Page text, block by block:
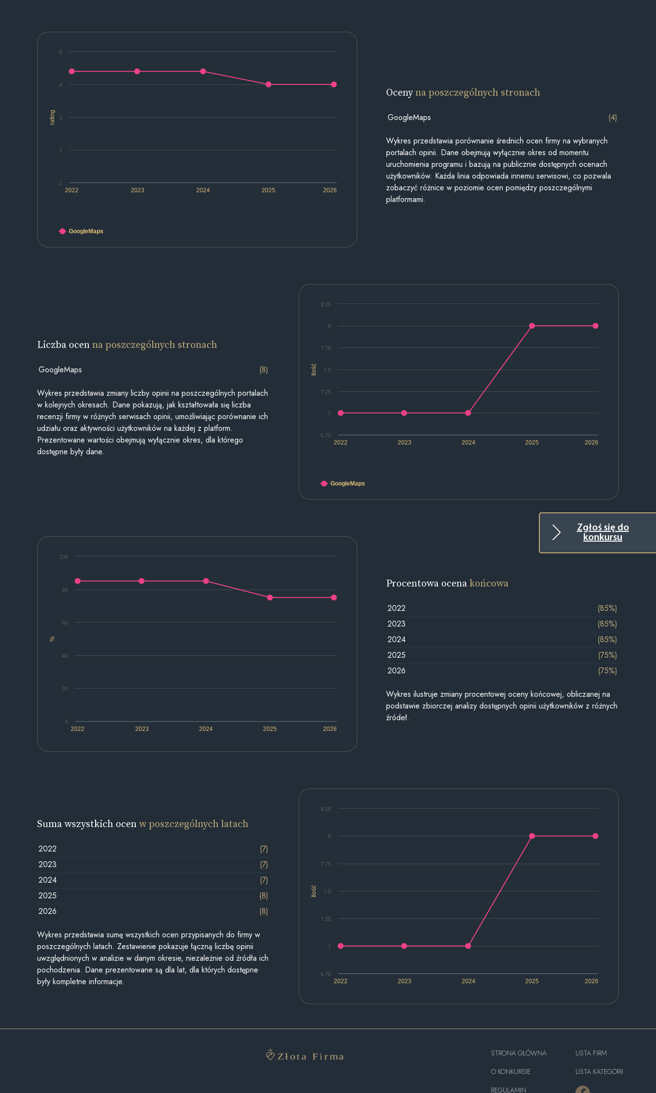
Zgłoś się do
konkursu
rating
2022 2023 2024 2025 2026
1
2
3
4
5
GoogleMaps
Ocenyna poszczególnych stronach
GoogleMaps (4)
Wykres przedstawia porównanie średnich ocen firmy na wybranych
portalach opinii. Dane obejmują wyłącznie okres od momentu
uruchomienia programu i bazują na publicznie dostępnych ocenach
użytkowników. Każda linia odpowiada innemu serwisowi, co pozwala
zobaczyć różnice w poziomie ocen pomiędzy poszczególnymi
platformami.
Ilość
2022 2023 2024 2025 2026
6.75
7
7.25
7.5
7.75
8
8.25
GoogleMaps
Liczba ocenna poszczególnych stronach
GoogleMaps (8)
Wykres przedstawia zmiany liczby opinii na poszczególnych portalach
w kolejnych okresach. Dane pokazują, jak kształtowała się liczba
recenzji firmy w różnych serwisach opinii, umożliwiając porównanie ich
udziału oraz aktywności użytkowników na każdej z platform.
Prezentowane wartości obejmują wyłącznie okres, dla którego
dostępne były dane.
%
2022 2023 2024 2025 2026
0
20
40
60
80
100
Procentowa ocenakońcowa
2022
(85%)
2023
(85%)
2024
(85%)
2025
(75%)
2026
(75%)
Wykres ilustruje zmiany procentowej oceny końcowej, obliczanej na
podstawie zbiorczej analizy dostępnych opinii użytkowników z różnych
źródeł.
Ilość
2022 2023 2024 2025 2026
6.75
7
7.25
7.5
7.75
8
8.25
Suma wszystkich ocenw poszczególnych latach
2022
(7)
2023
(7)
2024
(7)
2025
(8)
2026
(8)
Wykres przedstawia sumę wszystkich ocen przypisanych do firmy w
poszczególnych latach. Zestawienie pokazuje łączną liczbę opinii
uwzględnionych w analizie w danym okresie, niezależnie od źródła ich
pochodzenia. Dane prezentowane są dla lat, dla których dostępne
były kompletne informacje.
STRONA GŁÓWNA
O KONKURSIE
REGULAMIN
LISTA FIRM
LISTA KATEGORII